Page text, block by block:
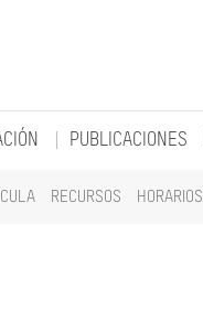
RECURSOS HORARIOS
PUBLICACIONES